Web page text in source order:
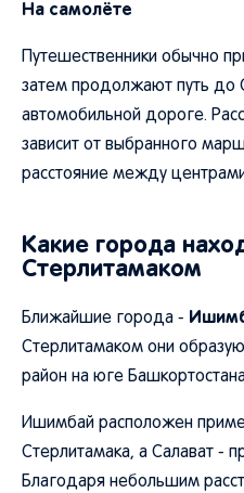
На самолёте
Путешественники обычно
затем продолжают путь до
автомобильной дороге.
зависит от выбранного
расстояние между
Какие города
Стерлитамаком
Ближайшие города -
Стерлитамаком они
район на юге
Ишимбай расположен
Стерлитамака, а Салават -
Благодаря небольшим